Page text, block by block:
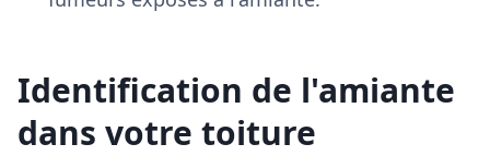
Identification de l'amiante
dans votre toiture